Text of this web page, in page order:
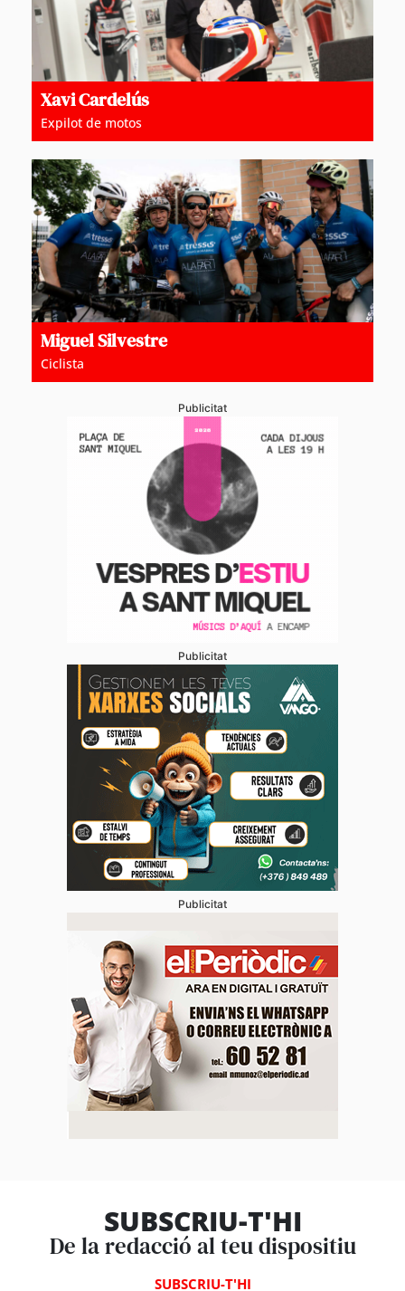
Xavi Cardelús
Expilot de motos
Miguel Silvestre
Ciclista
Publicitat
Publicitat
Publicitat
SUBSCRIU-T'HI
De la redacció al teu dispositiu
SUBSCRIU-T'HI